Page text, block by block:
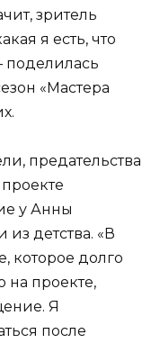
зритель
я есть, что
поделилась
«Мастера
предательства
у Анны
из детства. «В
которое долго
на проекте,
Я
после